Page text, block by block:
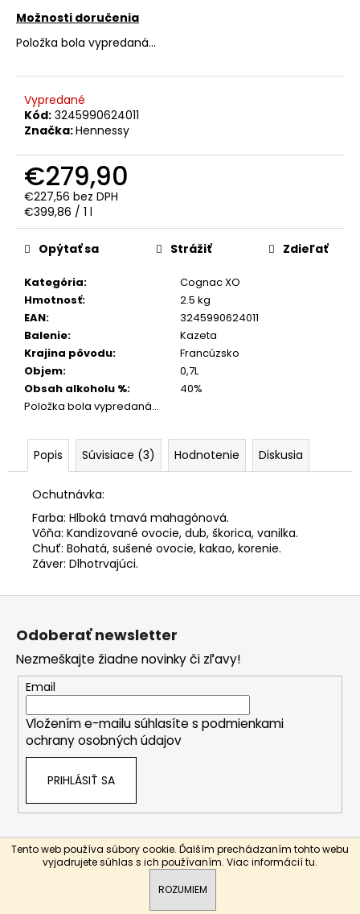
Tento web používa súbory cookie. Ďalším prechádzaním tohto webu
vyjadrujete súhlas s ich používaním. Viac informáciítu.
ROZUMIEM
Možnosti doručenia
Položka bola vypredaná…
Vypredané
Kód: 3245990624011
Značka:Hennessy
€279,90
€227,56 bez DPH
Jednotková
cena:
€399,86 / 1 l
Kategória:
Cognac XO
Hmotnosť:
2.5 kg
EAN:
3245990624011
Balenie:
Kazeta
Krajina pôvodu:
Francúzsko
Objem:
0,7L
Obsah alkoholu %:
40%
Položka bola vypredaná…
Opýtať sa Strážiť Zdieľať
Popis Súvisiace (3) Hodnotenie Diskusia
Ochutnávka:
Farba: Hlboká tmavá mahagónová.
Vôňa: Kandizované ovocie, dub, škorica, vanilka.
Chuť: Bohatá, sušené ovocie, kakao, korenie.
Záver: Dlhotrvajúci.
€8,90
Z
Odoberať newsletter
Nezmeškajte žiadne novinky či zľavy!
Email
Vložením e-mailu súhlasíte s podmienkami
ochrany osobných údajov
PRIHLÁSIŤ SA
Vytvoril Shoptet